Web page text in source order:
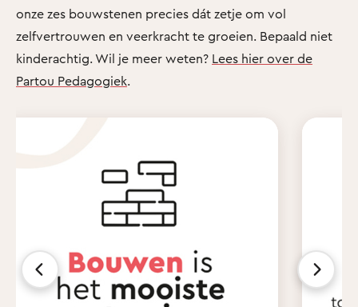
onze zes bouwstenen precies dát zetje om vol
zelfvertrouwen en veerkracht te groeien. Bepaald niet
kinderachtig. Wil je meer weten? Lees hier over de
Partou Pedagogiek.